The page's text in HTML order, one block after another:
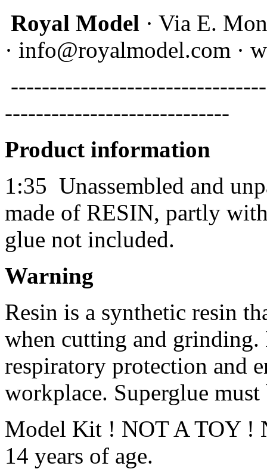
Royal Model · Via E.
· info@royalmodel.com ·
-----------------------------
Product information
1:35 Unassembled and
made of RESIN, partly
glue not included.
Warning
Resin is a synthetic resin
when cutting and
respiratory protection and
workplace. Superglue
Model Kit ! NOT A TOY !
14 years of age.